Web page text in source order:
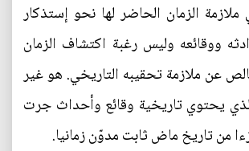
ملازمة الزمان الحاضر لها نحو إستذكار
ووقائعه وليس رغبة اكتشاف الزمان
عن ملازمة تحقيبه التاريخي. هو غير
يحتوي تاريخية وقائع وأحداث جرت
من تاريخ ماض ثابت مدوّن زمانيا.